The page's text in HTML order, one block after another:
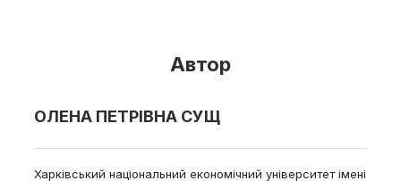
Автор
ОЛЕНА ПЕТРІВНА СУЩ
Харківський національний економічний університет імені